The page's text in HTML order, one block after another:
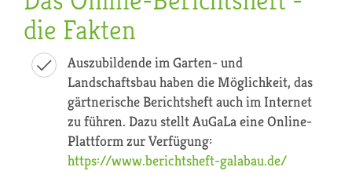
die Fakten
Auszubildende im Garten- und
Landschaftsbau haben die Möglichkeit, das
gärtnerische Berichtsheft auch im Internet
zu führen. Dazu stellt AuGaLa eine Online-
Plattform zur Verfügung:
https://www.berichtsheft-galabau.de/